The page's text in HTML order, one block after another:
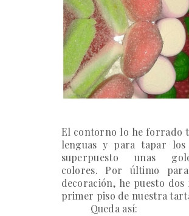
El contorno lo he forrado
lenguas y para tapar
superpuesto unas
colores. Por último
decoración, he puesto dos
primer piso de nuestra
Queda así: